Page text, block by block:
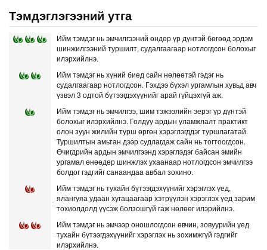
Тэмдэглэгээний утга
Ийм тэмдэг нь эмчилгээний өндөр үр дүнтэй бөгөөд эрдэм
шинжилгээний туршилт, судалгаагаар нотлогдсон болохыг
илэрхийлнэ.
Ийм тэмдэг нь хүний биед сайн нөлөөтэй гэдэг нь
судалгаагаар нотлогдсон. Гэхдээ бүхэл ургамлын хувьд авч
үзвэл 3 одтой бүтээгдэхүүнийг арай гүйцэхгүй аж.
Ийм тэмдэг нь эмчилгээ, шим тэжээлийн эерэг үр дүнтэй
болохыг илэрхийлнэ. Голдуу ардын уламжлалт практикт
олон зуун жилийн турш өргөн хэрэглэгддэг туршлагатай.
Туршилтын амьтан дээр судлагдаж сайн нь тогтоогдсон.
Өчигдрийн ардын эмчилгээнд хэрэглэдэг байсан эмийн
ургамал өнөөдөр шинжлэх ухаанаар нотлогдсон эмчилгээ
болдог гэдгийг санаандаа авбал зохино.
Ийм тэмдэг нь тухайн бүтээгдэхүүнийг хэрэглэх үед,
ялангуяа удаан хугацаагаар хэтрүүлэн хэрэглэх үед зарим
тохиолдолд үүсэж болзошгүй гаж нөлөөг илэрийлнэ.
Ийм тэмдэг нь эмчээр оношлогдсон өвчин, зовуурийн үед
тухайн бүтээгдэхүүнийг хэрэглэх нь зохимжгүй гэдгийг
илэрхийлнэ.